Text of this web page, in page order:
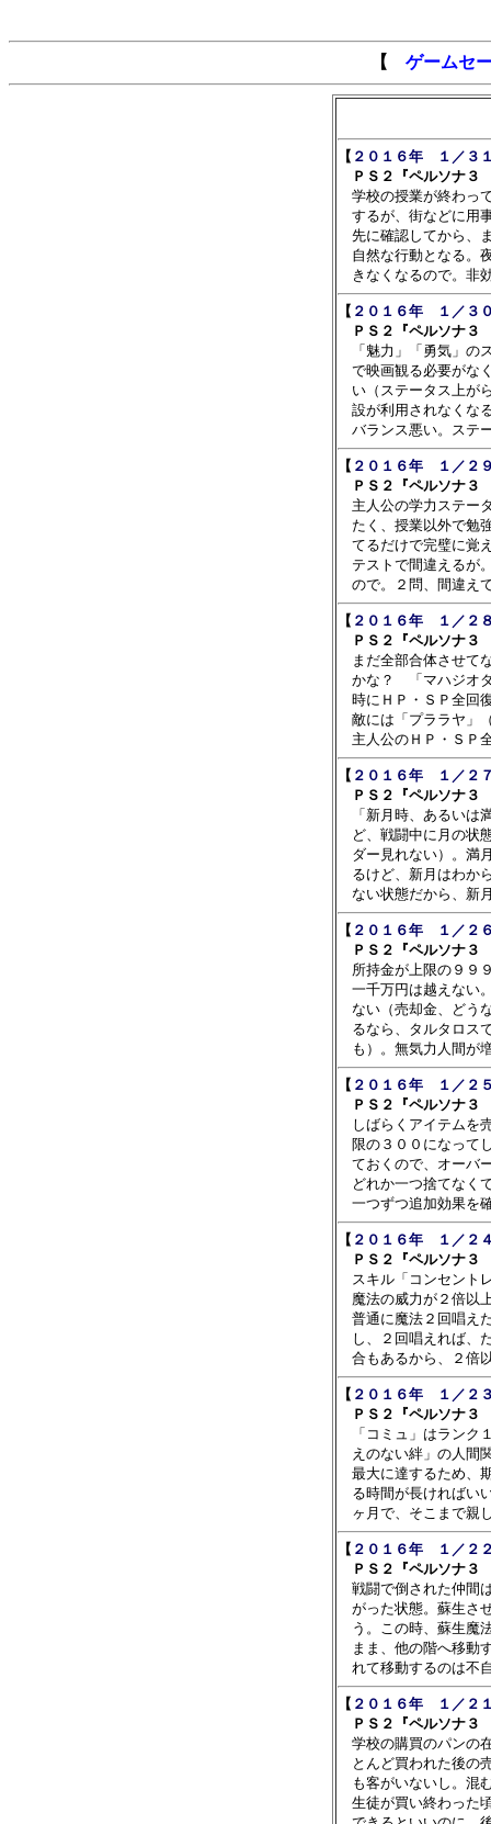
【 ゲームセ
【 ２０１６年　１／３
ＰＳ２『ペルソナ３
学校の授業が終わっ
するが、街などに用
先に確認してから、
自然な行動となる。
【 ２０１６年　１／３
ＰＳ２『ペルソナ３
「魅力」「勇気」の
で映画観る必要がな
い（ステータス上が
設が利用されなくな
【 ２０１６年　１／２
ＰＳ２『ペルソナ３
主人公の学力ステー
たく、授業以外で勉
てるだけで完璧に覚
テストで間違えるが
【 ２０１６年　１／２
ＰＳ２『ペルソナ３
まだ全部合体させて
かな？　「マハジオ
時にＨＰ・ＳＰ全回
敵には「プララヤ」
【 ２０１６年　１／２
ＰＳ２『ペルソナ３
「新月時、あるいは
ど、戦闘中に月の状
ダー見れない）。満
るけど、新月はわか
【 ２０１６年　１／２
ＰＳ２『ペルソナ３
所持金が上限の９９
一千万円は越えない
ない（売却金、どう
るなら、タルタロス
【 ２０１６年　１／２
ＰＳ２『ペルソナ３
しばらくアイテムを
限の３００になって
ておくので、オーバ
どれか一つ捨てなく
【 ２０１６年　１／２
ＰＳ２『ペルソナ３
スキル「コンセント
魔法の威力が２倍以
普通に魔法２回唱え
し、２回唱えれば、
【 ２０１６年　１／２
ＰＳ２『ペルソナ３
「コミュ」はランク
えのない絆」の人間
最大に達するため、
る時間が長ければい
【 ２０１６年　１／２
ＰＳ２『ペルソナ３
戦闘で倒された仲間
がった状態。蘇生さ
う。この時、蘇生魔
まま、他の階へ移動
【 ２０１６年　１／２
ＰＳ２『ペルソナ３
学校の購買のパンの
とんど買われた後の
も客がいないし。混
生徒が買い終わった